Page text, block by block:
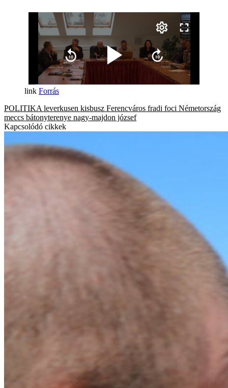
Forrás
POLITIKA leverkusen kisbusz Ferencváros fradi foci Németország
meccs bátonyterenye nagy-majdon józsef
Kapcsolódó cikkek